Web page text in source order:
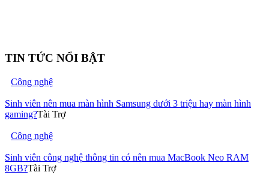
TIN TỨC NỔI BẬT
Công nghệ
Sinh viên nên mua màn hình Samsung dưới 3 triệu hay màn hình
gaming?Tài Trợ
Công nghệ
Sinh viên công nghệ thông tin có nên mua MacBook Neo RAM
8GB?Tài Trợ